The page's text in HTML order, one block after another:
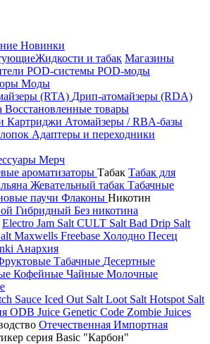
Новинки
Жидкости и табак Магазины
POD-системы POD-моды
Моды
(RTA) Дрип-атомайзеры (RDA)
Восстановленные товары
Картриджи Атомайзеры / RBA-базы
Адаптеры и переходники
Мерч
ароматизаторы Табак Табак для
Жевательный табак Табачные
паучи Флаконы Никотин
Гибридный Без никотина
Electro Jam Salt CULT Salt Bad Drip Salt
Maxwells Freebase Холодно Песец
Анархия
Табачные Десертные
Кофейные Чайные Молочные
Sauce Iced Out Salt Loot Salt Hotspot Salt
ODB Juice Genetic Code Zombie Juices
Отечественная Импортная
серия Basic "Карбон"